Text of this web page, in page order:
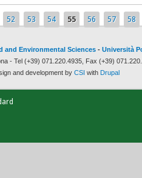
52 53 54 55 56 57 58
and Environmental Sciences - Università
- Tel (+39) 071.220.4935, Fax (+39)
and development by CSI with Drupal